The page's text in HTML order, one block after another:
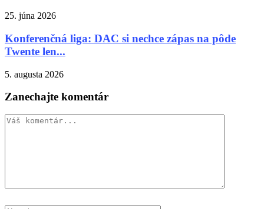
25. júna 2026
Konferenčná liga: DAC si nechce zápas na pôde
Twente len...
5. augusta 2026
Zanechajte komentár